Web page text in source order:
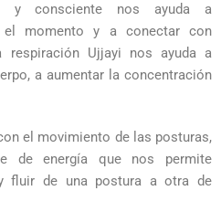
y consciente nos ayuda a
el momento y a conectar con
respiración Ujjayi nos ayuda a
a aumentar la concentración
el movimiento de las posturas,
de energía que nos permite
fluir de una postura a otra de